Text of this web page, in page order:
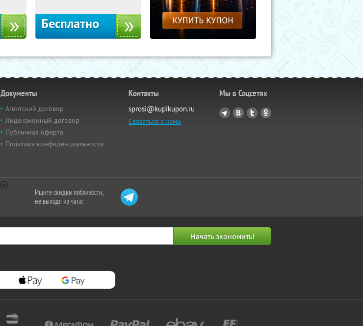
Бесплатно
Документы
Агентский договор
Лицензионный договор
Публичная оферта
Политика конфиденциальности
Контакты
sprosi@kupikupon.ru
Связаться с нами
Мы в Соцсетях
Ищите скидки поблизости,
не выходя из чата: